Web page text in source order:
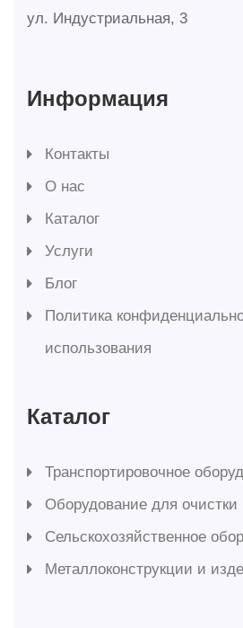
ул. Индустриальная, 3
Информация
Контакты
О нас
Каталог
Услуги
Блог
Политика
использования
Каталог
Транспортировочное
Оборудование для очистки
Сельскохозяйственное
Металлоконструкции и